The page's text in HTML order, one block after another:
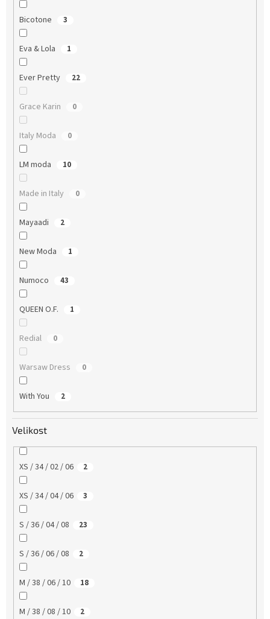
Bicotone 3
Eva & Lola 1
Ever Pretty 22
Grace Karin 0
Italy Moda 0
LM moda 10
Made in Italy 0
Mayaadi 2
New Moda 1
Numoco 43
QUEEN O.F. 1
Redial 0
Warsaw Dress 0
With You 2
Velikost
XS / 34 / 02 / 06 2
XS / 34 / 04 / 06 3
S / 36 / 04 / 08 23
S / 36 / 06 / 08 2
M / 38 / 06 / 10 18
M / 38 / 08 / 10 2